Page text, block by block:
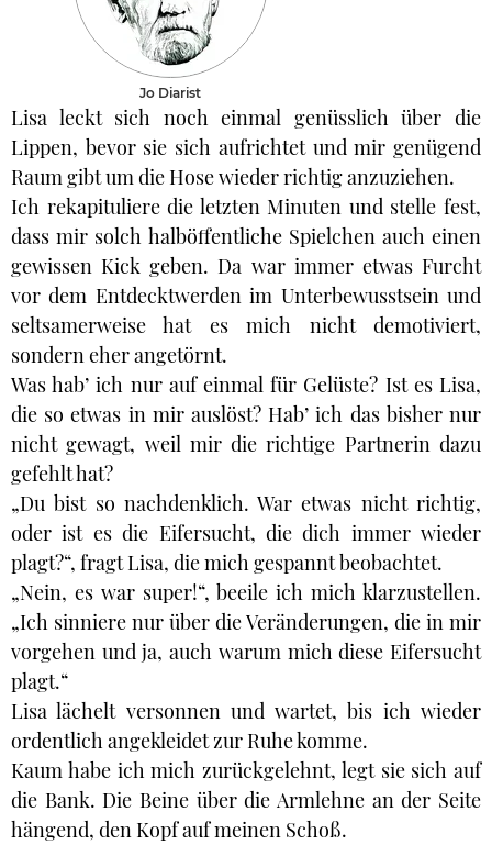
Jo Diarist
Lisa leckt sich noch einmal genüsslich über die
Lippen, bevor sie sich aufrichtet und mir genügend
Raum gibt um die Hose wieder richtig anzuziehen.
Ich rekapituliere die letzten Minuten und stelle fest,
dass mir solch halböffentliche Spielchen auch einen
gewissen Kick geben. Da war immer etwas Furcht
vor dem Entdecktwerden im Unterbewusstsein und
seltsamerweise hat es mich nicht demotiviert,
sondern eher angetörnt.
Was hab’ ich nur auf einmal für Gelüste? Ist es Lisa,
die so etwas in mir auslöst? Hab’ ich das bisher nur
nicht gewagt, weil mir die richtige Partnerin dazu
gefehlt hat?
„Du bist so nachdenklich. War etwas nicht richtig,
oder ist es die Eifersucht, die dich immer wieder
plagt?“, fragt Lisa, die mich gespannt beobachtet.
„Nein, es war super!“, beeile ich mich klarzustellen.
„Ich sinniere nur über die Veränderungen, die in mir
vorgehen und ja, auch warum mich diese Eifersucht
plagt.“
Lisa lächelt versonnen und wartet, bis ich wieder
ordentlich angekleidet zur Ruhe komme.
Kaum habe ich mich zurückgelehnt, legt sie sich auf
die Bank. Die Beine über die Armlehne an der Seite
hängend, den Kopf auf meinen Schoß.